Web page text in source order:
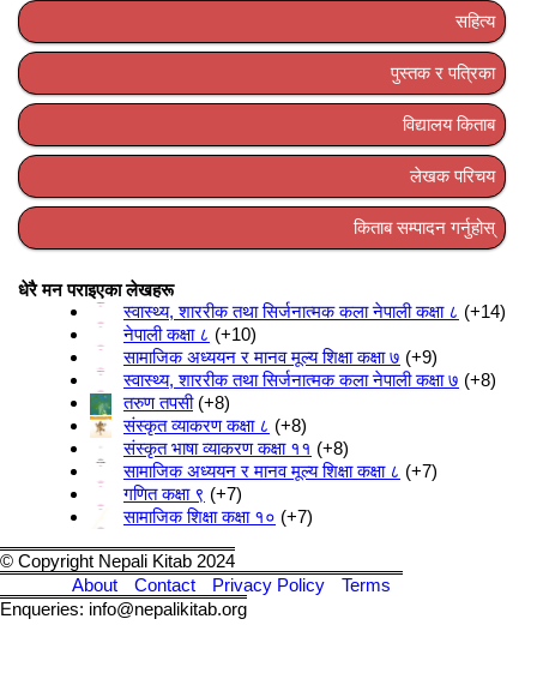
सहित्य
पुस्तक र पत्रिका
विद्यालय किताब
लेखक परिचय
किताब सम्पादन गर्नुहोस्
धेरै मन पराइएका लेखहरू
स्वास्थ्य, शाररीक तथा सिर्जनात्मक कला नेपाली कक्षा ८
+14
नेपाली कक्षा ८
+10
सामाजिक अध्ययन र मानव मूल्य शिक्षा कक्षा ७ +9
स्वास्थ्य, शाररीक तथा सिर्जनात्मक कला नेपाली कक्षा ७ +8
तरुण तपसी +8
संस्कृत व्याकरण कक्षा ८
+8
संस्कृत भाषा व्याकरण कक्षा ११
+8
सामाजिक अध्ययन र मानव मूल्य शिक्षा कक्षा ८
+7
गणित कक्षा ९
+7
सामाजिक शिक्षा कक्षा १० +7
© Copyright Nepali Kitab 2024
About
Contact Privacy Policy
Terms
Enqueries: info@nepalikitab.org